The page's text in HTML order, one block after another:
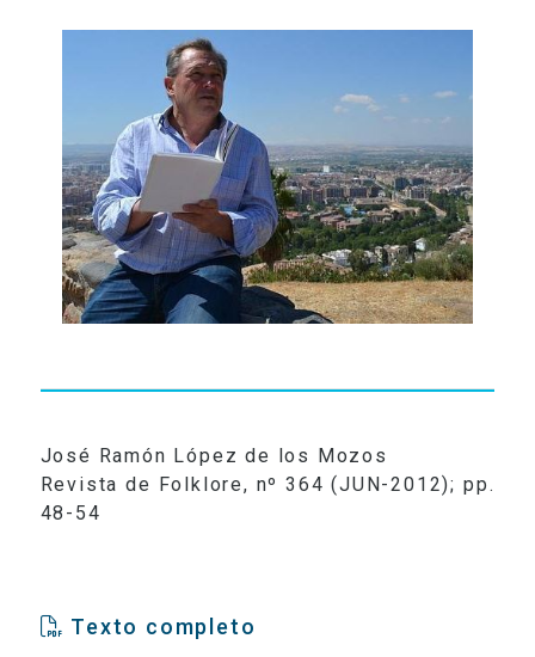
VIDEOS
CONTACTO
José Ramón López de los Mozos
Revista de Folklore, nº 364 (JUN-2012); pp.
48-54
Texto completo